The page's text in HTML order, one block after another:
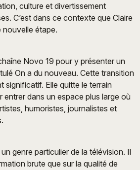
culture et divertissement
C’est dans ce contexte que Claire
étape.
Novo 19 pour y présenter un
On a du nouveau. Cette transition
significatif. Elle quitte le terrain
entrer dans un espace plus large où
humoristes, journalistes et
genre particulier de la télévision. Il
brute que sur la qualité de